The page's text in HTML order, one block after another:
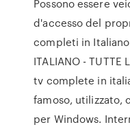
Possono essere
d'accesso del
completi in Italiano
ITALIANO - TUTTE
tv complete in
famoso, utilizzato,
per Windows.